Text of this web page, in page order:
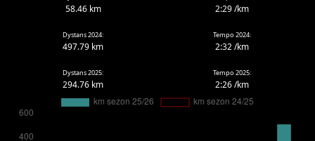
58.46 km 2:29 /km
Dystans 2024:
497.79 km
Tempo 2024:
2:32 /km
Dystans 2025:
294.76 km
Tempo 2025:
2:26 /km